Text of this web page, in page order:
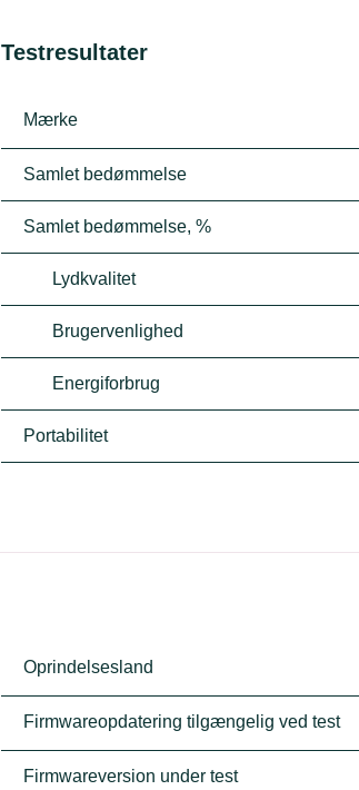
Testresultater
Mærke
Samlet bedømmelse
Samlet bedømmelse, %
Lydkvalitet
Brugervenlighed
Energiforbrug
Portabilitet
Oprindelsesland
Firmwareopdatering tilgængelig ved test
Firmwareversion under test